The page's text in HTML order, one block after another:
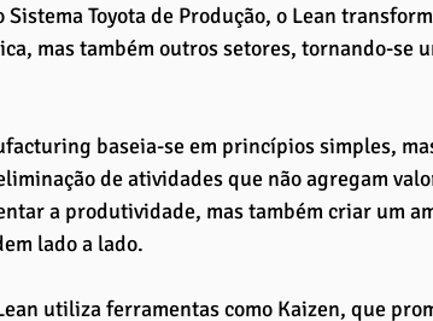
Toyota de Produção, o Lean
mas também outros setores, tornando-se
baseia-se em princípios simples,
de atividades que não agregam
a produtividade, mas também criar um
lado a lado.
utiliza ferramentas como Kaizen, que